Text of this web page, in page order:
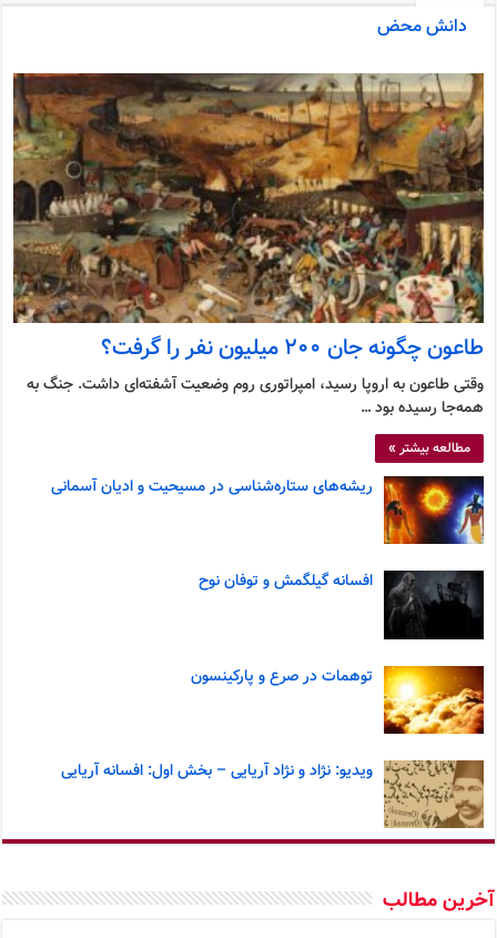
دانش محض
طاعون چگونه جان ۲۰۰ میلیون نفر را گرفت؟
وقتی طاعون به اروپا رسید، امپراتوری روم وضعیت آشفته‌ای داشت. جنگ به
همه‌جا رسیده بود …
مطالعه بیشتر »
ریشه‌های ستاره‌شناسی در مسیحیت و ادیان آسمانی
افسانه گیلگمش و توفان نوح
توهمات در صرع و پارکینسون
ویدیو: نژاد و نژاد آریایی – بخش اول: افسانه آریایی
مطالب